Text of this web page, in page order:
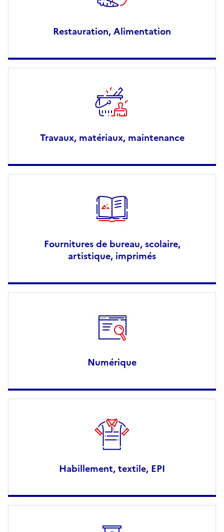
Restauration, Alimentation
Travaux, matériaux, maintenance
Fournitures de bureau, scolaire,
artistique, imprimés
Numérique
Habillement, textile, EPI